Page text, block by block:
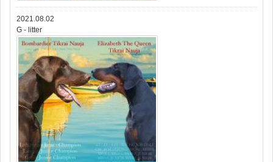
2021.08.02
G - litter